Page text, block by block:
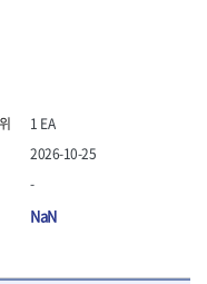
1 EA
2026-10-25
-
NaN